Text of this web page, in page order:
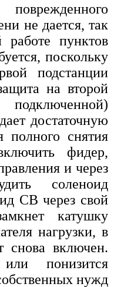
не дается, так
работе пунктов
поскольку
подстанции
на второй
достаточную
полного снятия
фидер,
и через
соленоид
СВ через свой
катушку
нагрузки, в
снова включен.
понизится
нужд